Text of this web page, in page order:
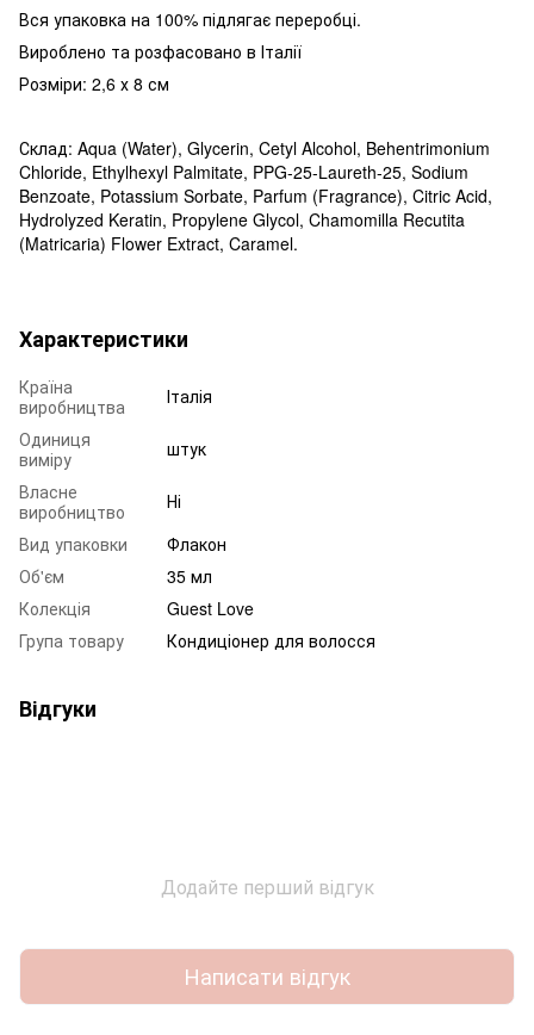
Вся упаковка на 100% підлягає переробці.
Вироблено та розфасовано в Італії
Розміри: 2,6 х 8 см
Склад: Aqua (Water), Glycerin, Cetyl Alcohol, Behentrimonium
Chloride, Ethylhexyl Palmitate, PPG-25-Laureth-25, Sodium
Benzoate, Potassium Sorbate, Parfum (Fragrance), Citric Acid,
Hydrolyzed Keratin, Propylene Glycol, Chamomilla Recutita
(Matricaria) Flower Extract, Caramel.
Характеристики
Країна
виробництва
Італія
Одиниця
виміру
штук
Власне
виробництво
Ні
Вид упаковки
Флакон
Об'єм
35 мл
Колекція
Guest Love
Група товару
Кондиціонер для волосся
Відгуки
Додайте перший відгук
Написати відгук